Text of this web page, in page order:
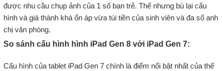
được nhu cầu chụp ảnh của 1 số bạn trẻ. Thế nhưng bù lại cấu
hình và giá thành khá ổn áp vừa túi tiền của sinh viên và đa số anh
chị văn phòng.
So sánh cấu hình hình iPad Gen 8 với iPad Gen 7:
Cấu hình của tablet iPad Gen 7 chính là điểm nổi bật nhất của thế